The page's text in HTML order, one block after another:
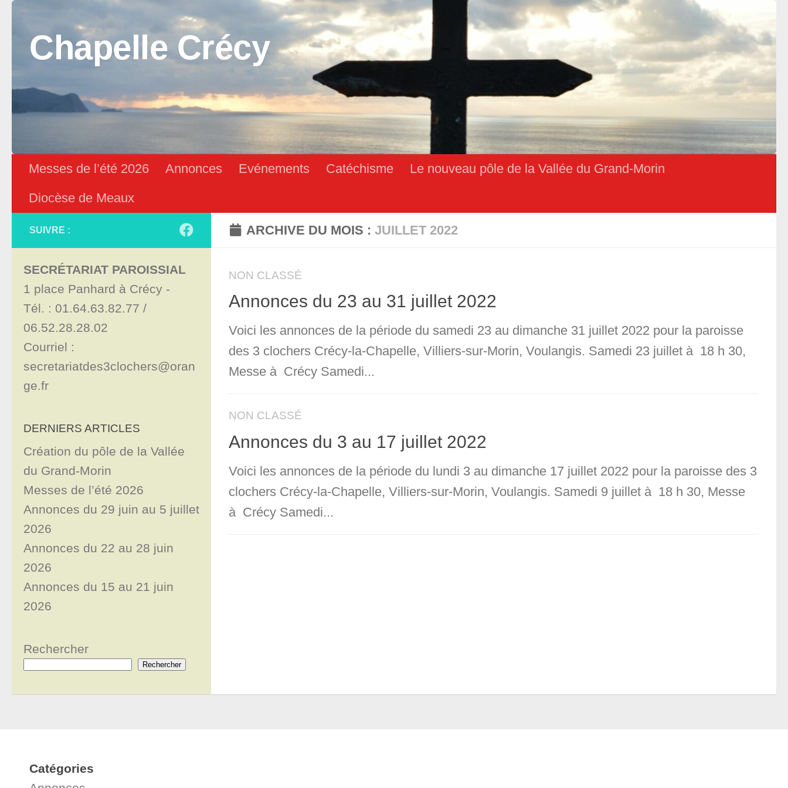
Skip to content
Chapelle Crécy
Messes de l’été 2026 Annonces Evénements Catéchisme
Le nouveau pôle de la Vallée du Grand-Morin
Diocèse de Meaux
ARCHIVE DU MOIS :JUILLET 2022
NON CLASSÉ
Annonces du 23 au 31 juillet 2022
Voici les annonces de la période du samedi 23 au dimanche 31 juillet 2022 pour la paroisse
des 3 clochers Crécy-la-Chapelle, Villiers-sur-Morin, Voulangis. Samedi 23 juillet à 18 h 30,
Messe à Crécy Samedi...
NON CLASSÉ
Annonces du 3 au 17 juillet 2022
Voici les annonces de la période du lundi 3 au dimanche 17 juillet 2022 pour la paroisse des 3
clochers Crécy-la-Chapelle, Villiers-sur-Morin, Voulangis. Samedi 9 juillet à 18 h 30, Messe
à Crécy Samedi...
SUIVRE :
SECRÉTARIAT PAROISSIAL
1 place Panhard à Crécy -
Tél. : 01.64.63.82.77 /
06.52.28.28.02
Courriel :
secretariatdes3clochers@oran
ge.fr
DERNIERS ARTICLES
Création du pôle de la Vallée
du Grand-Morin
Messes de l’été 2026
Annonces du 29 juin au 5 juillet
2026
Annonces du 22 au 28 juin
2026
Annonces du 15 au 21 juin
2026
Rechercher
Rechercher
Catégories